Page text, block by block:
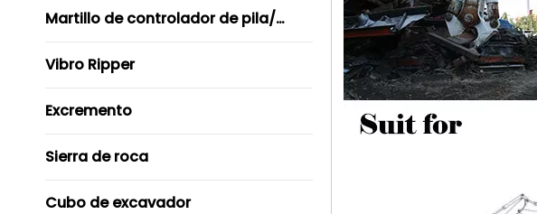
Martillo de controlador de pila/ Vibro
Vibro Ripper
Excremento
Sierra de roca
Cubo de excavador